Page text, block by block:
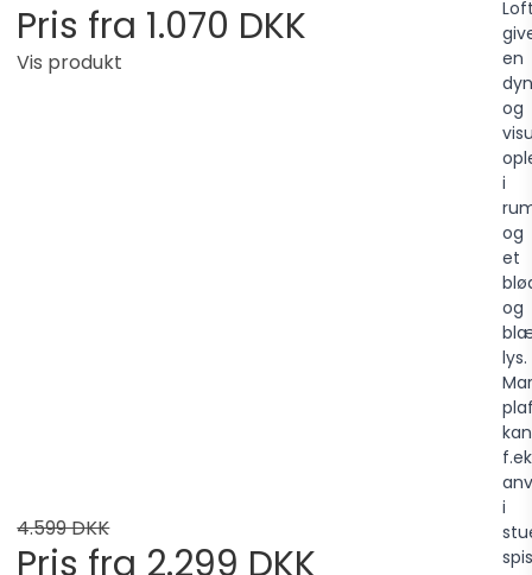
Pris fra 1.070 DKK
Vis produkt
4.599 DKK
Pris fra 2.299 DKK
en
og
i
og
et
og
lys.
kan
i